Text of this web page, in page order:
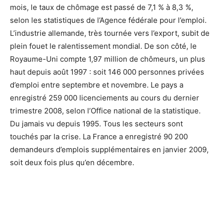
mois, le taux de chômage est passé de 7,1 % à 8,3 %,
selon les statistiques de l’Agence fédérale pour l’emploi.
L’industrie allemande, très tournée vers l’export, subit de
plein fouet le ralentissement mondial. De son côté, le
Royaume-Uni compte 1,97 million de chômeurs, un plus
haut depuis août 1997 : soit 146 000 personnes privées
d’emploi entre septembre et novembre. Le pays a
enregistré 259 000 licenciements au cours du dernier
trimestre 2008, selon l’Office national de la statistique.
Du jamais vu depuis 1995. Tous les secteurs sont
touchés par la crise. La France a enregistré 90 200
demandeurs d’emplois supplémentaires en janvier 2009,
soit deux fois plus qu’en décembre.